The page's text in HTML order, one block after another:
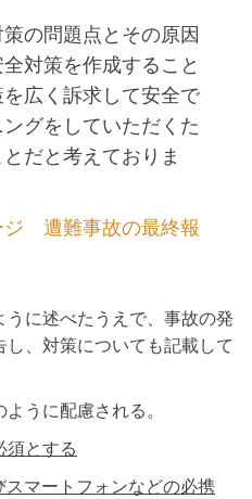
の問題点とその原因
対策を作成すること
広く訴求して安全で
グをしていただくた
だと考えておりま
ジ 遭難事故の最終報
に述べたうえで、事故の発
、対策についても記載して
うに配慮される。
須とする
スマートフォンなどの必携